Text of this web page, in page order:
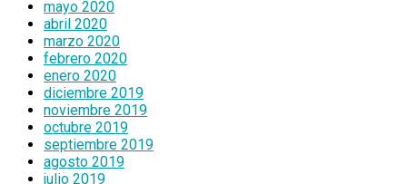
mayo 2020
abril 2020
marzo 2020
febrero 2020
enero 2020
diciembre 2019
noviembre 2019
octubre 2019
septiembre 2019
agosto 2019
julio 2019